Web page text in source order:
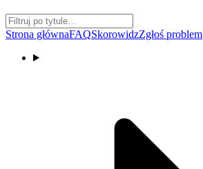
Strona głównaFAQSkorowidzZgłoś problem